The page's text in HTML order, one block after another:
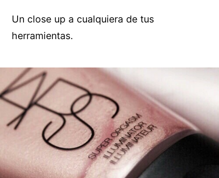
Un close up a cualquiera de tus
herramientas.